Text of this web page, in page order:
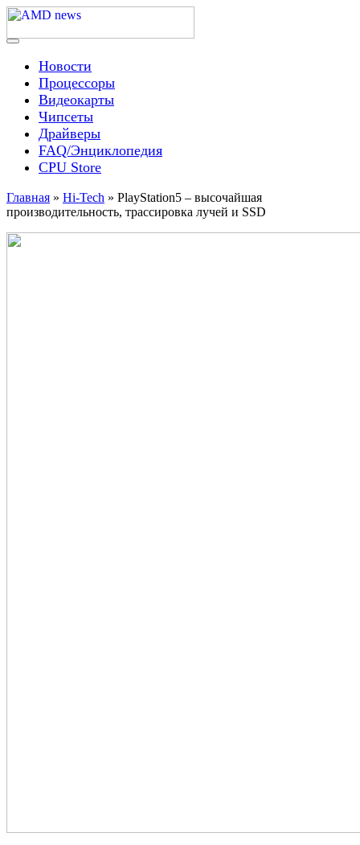
Skip
content
AMD news
Menu
Новости
Процессоры
Видеокарты
Чипсеты
Драйверы
FAQ/Энциклопедия
CPU Store
Главная » Hi-Tech » PlayStation5 – высочайшая
производительность, трассировка лучей и SSD